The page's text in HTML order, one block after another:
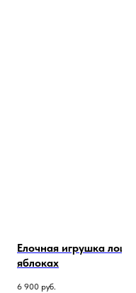
Елочная игрушка
яблоках
6 900 руб.